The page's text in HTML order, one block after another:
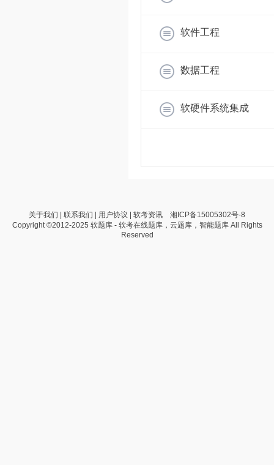
软件工程
数据工程
软硬件系统集成
关于我们 联系我们 用户协议 软考资讯
湘ICP备15005302号-8
Copyright ©2012-2025 软题库 - 软考在线题库，云题库，智能题库 All Rights
Reserved